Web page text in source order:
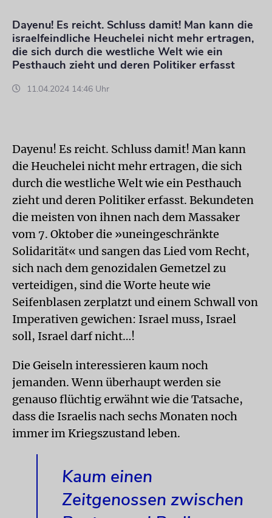
Dayenu! Es reicht. Schluss damit! Man kann die
israelfeindliche Heuchelei nicht mehr ertragen,
die sich durch die westliche Welt wie ein
Pesthauch zieht und deren Politiker erfasst
11.04.2024 14:46 Uhr
Dayenu! Es reicht. Schluss damit! Man kann
die Heuchelei nicht mehr ertragen, die sich
durch die westliche Welt wie ein Pesthauch
zieht und deren Politiker erfasst. Bekundeten
die meisten von ihnen nach dem Massaker
vom 7. Oktober die »uneingeschränkte
Solidarität« und sangen das Lied vom Recht,
sich nach dem genozidalen Gemetzel zu
verteidigen, sind die Worte heute wie
Seifenblasen zerplatzt und einem Schwall von
Imperativen gewichen: Israel muss, Israel
soll, Israel darf nicht…!
Die Geiseln interessieren kaum noch
jemanden. Wenn überhaupt werden sie
genauso flüchtig erwähnt wie die Tatsache,
dass die Israelis nach sechs Monaten noch
immer im Kriegszustand leben.
Kaum einen
Zeitgenossen zwischen